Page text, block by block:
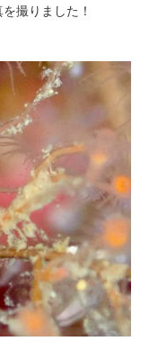
撮りました！